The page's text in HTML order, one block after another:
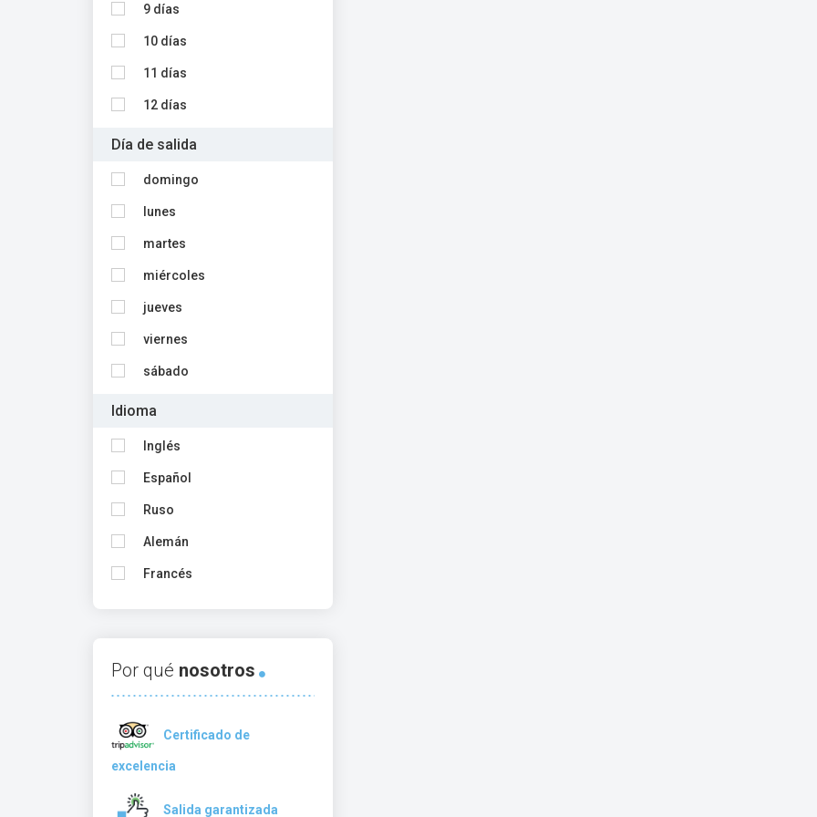
9 días
10 días
11 días
12 días
Día de salida
domingo
lunes
martes
miércoles
jueves
viernes
sábado
Idioma
Inglés
Español
Ruso
Alemán
Francés
Por qué nosotros
Certificado de
excelencia
Salida garantizada